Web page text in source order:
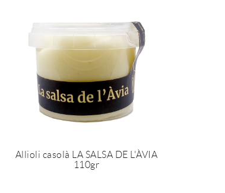
Allioli casolà LA SALSA DE L'ÀVIA
110gr